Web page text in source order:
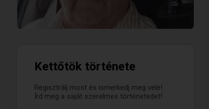
Kettőtök története
Regisztrálj most és ismerkedj meg vele!
Írd meg a saját szerelmes történetedet!